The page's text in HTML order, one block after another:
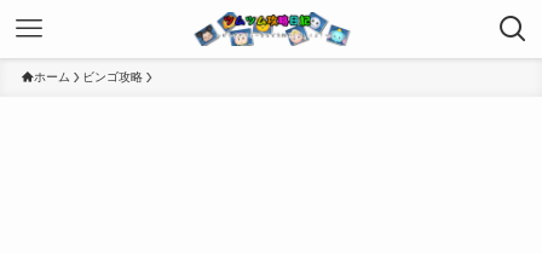
ホーム ビンゴ攻略